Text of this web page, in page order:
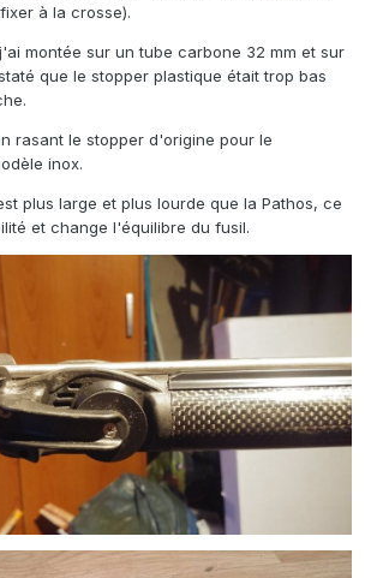
à la crosse).
montée sur un tube carbone 32 mm et sur
que le stopper plastique était trop bas
rasant le stopper d'origine pour le
inox.
plus large et plus lourde que la Pathos, ce
et change l'équilibre du fusil.